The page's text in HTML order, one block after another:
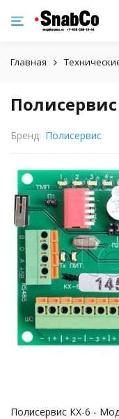
Главная
Бренд: Полисервис
Полисервис КХ-6 -